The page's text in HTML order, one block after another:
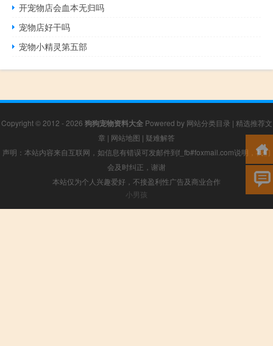
开宠物店会血本无归吗
宠物店好干吗
宠物小精灵第五部
Copyright © 2012 - 2026 狗狗宠物资料大全Powered by 网站分类目录 | 精选推荐文
章 | 网站地图 | 疑难解答
声明：本站内容来自互联网，如信息有错误可发邮件到f_fb#foxmail.com说明，我们
会及时纠正，谢谢
本站仅为个人兴趣爱好，不接盈利性广告及商业合作
小男孩